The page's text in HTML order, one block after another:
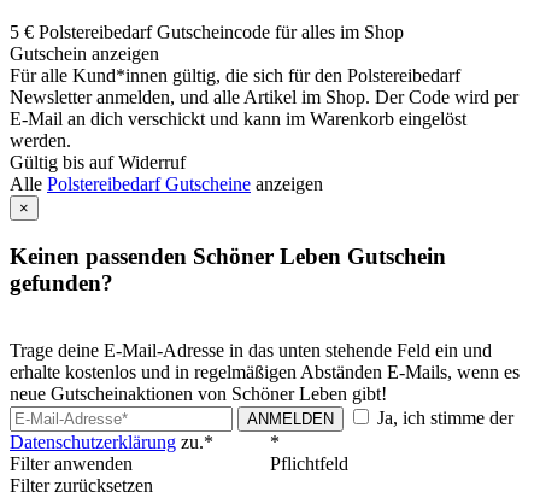
5 € Polstereibedarf Gutscheincode für alles im Shop
Gutschein anzeigen
Für alle Kund*innen gültig, die sich für den Polstereibedarf
Newsletter anmelden, und alle Artikel im Shop. Der Code wird per
E-Mail an dich verschickt und kann im Warenkorb eingelöst
werden.
Gültig bis auf Widerruf
Alle Polstereibedarf Gutscheine anzeigen
×
Keinen passenden Schöner Leben Gutschein
gefunden?
Trage deine E-Mail-Adresse in das unten stehende Feld ein und
erhalte kostenlos und in regelmäßigen Abständen E-Mails, wenn es
neue Gutscheinaktionen von Schöner Leben gibt!
ANMELDEN
Ja, ich stimme der
Datenschutzerklärung zu.*
*
Pflichtfeld
Filter anwenden
Filter zurücksetzen